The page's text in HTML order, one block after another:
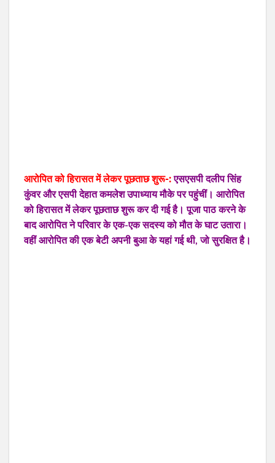
आरोपित को हिरासत में लेकर पूछताछ शुरू-: एसएसपी दलीप सिंह
कुंवर और एसपी देहात कमलेश उपाध्याय मौके पर पहुंचीं। आरोपित
को हिरासत में लेकर पूछताछ शुरू कर दी गई है। पूजा पाठ करने के
बाद आरोपित ने परिवार के एक-एक सदस्य को मौत के घाट उतारा।
वहीं आरोपित की एक बेटी अपनी बुआ के यहां गई थी, जो सुरक्षित है।